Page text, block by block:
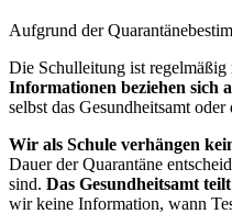
Aufgrund der
Die Schulleitung ist regelmäßig
Informationen beziehen sich
selbst das Gesundheitsamt
Wir als Schule verhängen
Dauer der Quarantäne
sind. Das Gesundheitsamt
wir keine Information, wann